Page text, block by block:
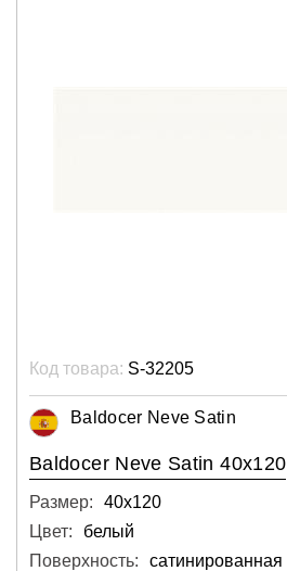
Код товара: S-32205
Baldocer Neve Satin
Baldocer Neve Satin 40x120
Размер:
40х120
Цвет:
белый
Поверхность:
сатинированная